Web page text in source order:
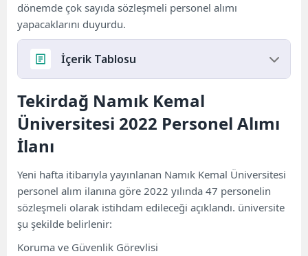
dönemde çok sayıda sözleşmeli personel alımı
yapacaklarını duyurdu.
İçerik Tablosu
Tekirdağ Namık Kemal Üniversitesi 2022
Personel Alımı İlanı
Mardin Artuklu Üniversitesi 2022 Personel Alımı
İlanı
Duyurusu
Tekirdağ Namık Kemal
Üniversitesi 2022 Personel Alımı
İlanı
Yeni hafta itibarıyla yayınlanan Namık Kemal Üniversitesi
personel alım ilanına göre 2022 yılında 47 personelin
sözleşmeli olarak istihdam edileceği açıklandı. üniversite
şu şekilde belirlenir:
Koruma ve Güvenlik Görevlisi